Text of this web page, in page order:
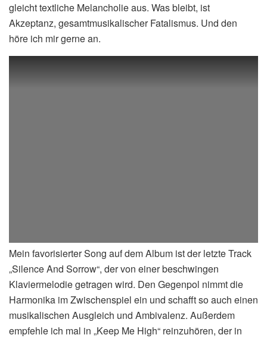
gleicht textliche Melancholie aus. Was bleibt, ist
Akzeptanz, gesamtmusikalischer Fatalismus. Und den
höre ich mir gerne an.
Mein favorisierter Song auf dem Album ist der letzte Track
„Silence And Sorrow“, der von einer beschwingen
Klaviermelodie getragen wird. Den Gegenpol nimmt die
Harmonika im Zwischenspiel ein und schafft so auch einen
musikalischen Ausgleich und Ambivalenz. Außerdem
empfehle ich mal in „Keep Me High“ reinzuhören, der in